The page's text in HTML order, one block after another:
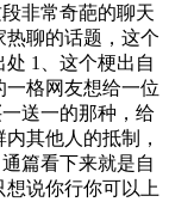
非常奇葩的聊天
聊的话题，这个
1、这个梗出自
格网友想给一位
送一的那种，给
其他人的抵制，
篇看下来就是自
想说你行你可以上